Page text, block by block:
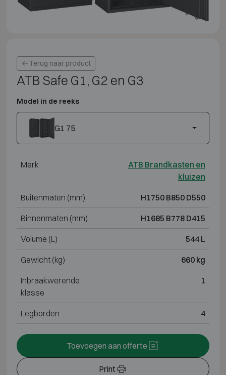
Terug naar product
ATB Safe G1, G2 en G3
Model in de reeks
G1 75
Merk
ATB Brandkasten en
kluizen
Buitenmaten (mm) H1750 B850 D550
Binnenmaten (mm) H1685 B778 D415
Volume (L) 544 L
Gewicht (kg) 660 kg
Inbraakwerende
klasse
1
Legborden 4
Print
Toevoegen aan offerte